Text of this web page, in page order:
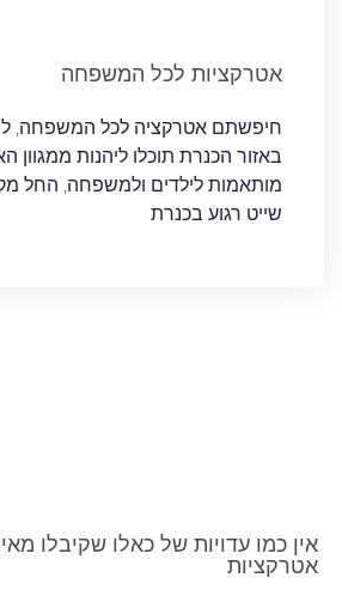
אטרקציות לכל המשפחה
חיפשתם אטרקציה לכל המשפחה,
באזור הכנרת תוכלו ליהנות ממגוון
מותאמות לילדים ולמשפחה, החל
שייט רגוע בכנרת
אין כמו עדויות של כאלו שקיבלו
אטרקציות